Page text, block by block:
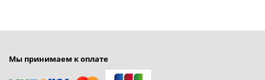
Мы принимаем к оплате